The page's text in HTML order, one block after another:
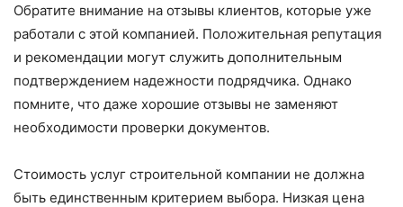
Обратите внимание на отзывы клиентов, которые уже
работали с этой компанией. Положительная репутация
и рекомендации могут служить дополнительным
подтверждением надежности подрядчика. Однако
помните, что даже хорошие отзывы не заменяют
необходимости проверки документов.
Стоимость услуг строительной компании не должна
быть единственным критерием выбора. Низкая цена